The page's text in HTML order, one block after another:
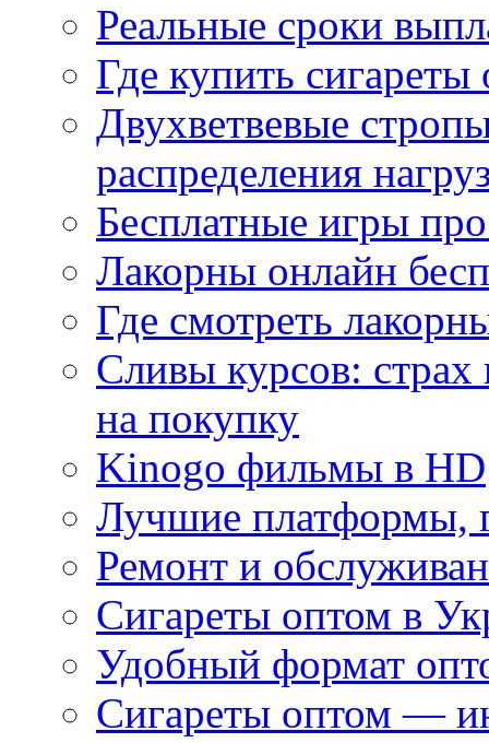
Реальные сроки
Где купить
Двухветвевые
распределения
Бесплатные игры
Лакорны онлайн
Где смотреть
Сливы курсов:
на покупку
Kinogo фильмы в HD
Лучшие платформы,
Ремонт и
Сигареты оптом в
Удобный формат
Сигареты оптом —